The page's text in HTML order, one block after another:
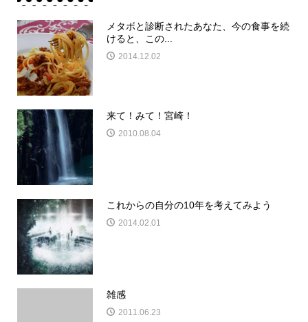
メタボと診断されたあなた、今の食事を続
けると、この...
2014.12.02
来て！みて！宮崎！
2010.08.04
これからの自分の10年を考えてみよう
2014.02.01
雑感
2011.06.23